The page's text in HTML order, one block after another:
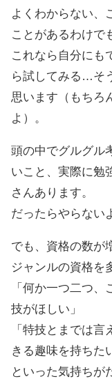
よくわからない、
ことがあるわけで
これなら自分にも
ら試してみる…そ
思います（もちろ
よ）。
頭の中でグルグル
いこと、実際に勉
さんあります。
だったらやらない
でも、資格の数が
ジャンルの資格を
「何か一つ二つ
技がほしい」
「特技とまでは
きる趣味を持ちた
といった気持ちが